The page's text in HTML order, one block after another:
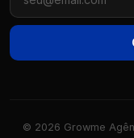
© 2026 Growme